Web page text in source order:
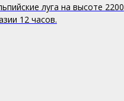
луга на высоте 2200
12 часов.